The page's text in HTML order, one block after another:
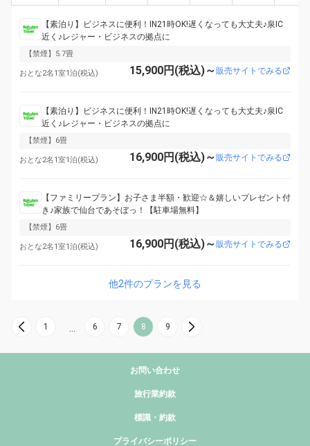
【素泊り】ビジネスに便利！IN21時OK!遅くなっても大丈夫♪泉IC
近く♪レジャー・ビジネスの拠点に
【禁煙】5.7畳
おとな2名1室1泊(税込) 15,900円(税込)～販売サイトでみる
【素泊り】ビジネスに便利！IN21時OK!遅くなっても大丈夫♪泉IC
近く♪レジャー・ビジネスの拠点に
【禁煙】6畳
おとな2名1室1泊(税込) 16,900円(税込)～販売サイトでみる
【ファミリープラン】お子さま半額・歓迎☆＆嬉しいプレゼント付
き♪家族で仙台であそぼっ！【駐車場無料】
【禁煙】6畳
おとな2名1室1泊(税込) 16,900円(税込)～販売サイトでみる
他2件のプランを見る
1 … 6 7 8 9
お問い合わせ
旅行業約款
標識・約款
プライバシーポリシー